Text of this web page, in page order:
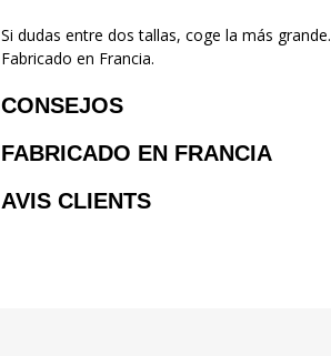
Si dudas entre dos tallas, coge la más grande.
Fabricado en Francia.
CONSEJOS
FABRICADO EN FRANCIA
AVIS CLIENTS